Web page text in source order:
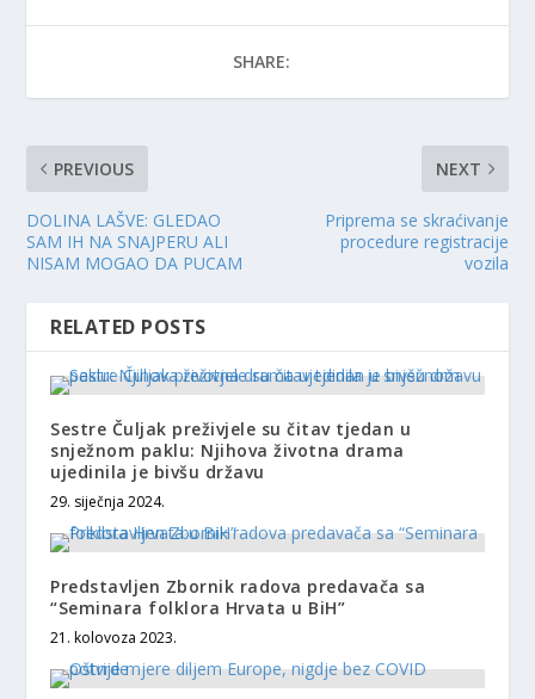
SHARE:
PREVIOUS
DOLINA LAŠVE: GLEDAO
SAM IH NA SNAJPERU ALI
NISAM MOGAO DA PUCAM
NEXT
Priprema se skraćivanje
procedure registracije
vozila
RELATED POSTS
Sestre Čuljak preživjele su čitav tjedan u
snježnom paklu: Njihova životna drama
ujedinila je bivšu državu
29. siječnja 2024.
Predstavljen Zbornik radova predavača sa
“Seminara folklora Hrvata u BiH”
21. kolovoza 2023.